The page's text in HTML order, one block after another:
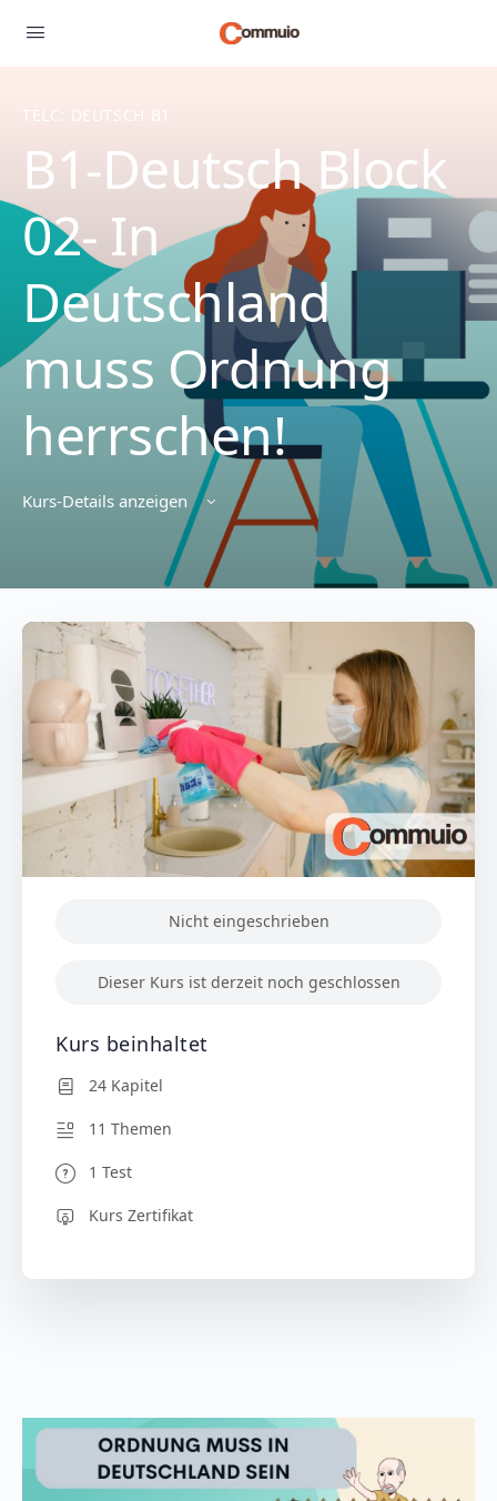
TELC: DEUTSCH B1
B1-Deutsch Block
02- In
Deutschland
muss Ordnung
herrschen!
Kurs-Details anzeigen
Nicht eingeschrieben
Dieser Kurs ist derzeit noch geschlossen
Kurs beinhaltet
24 Kapitel
11 Themen
1 Test
Kurs Zertifikat